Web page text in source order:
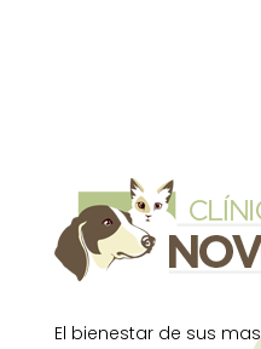
El bienestar de sus